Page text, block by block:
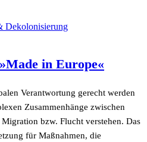
Dekolonisierung
in Europe«
Verantwortung gerecht werden
Zusammenhänge zwischen
bzw. Flucht verstehen. Das
für Maßnahmen, die